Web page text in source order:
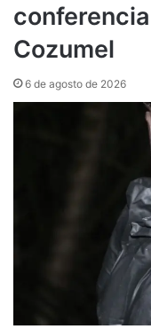
Cozumel
6 de agosto de 2026